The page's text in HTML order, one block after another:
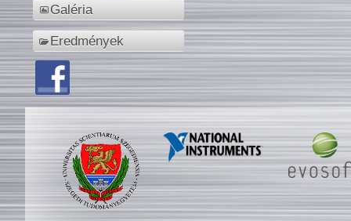
Galéria
Eredmények